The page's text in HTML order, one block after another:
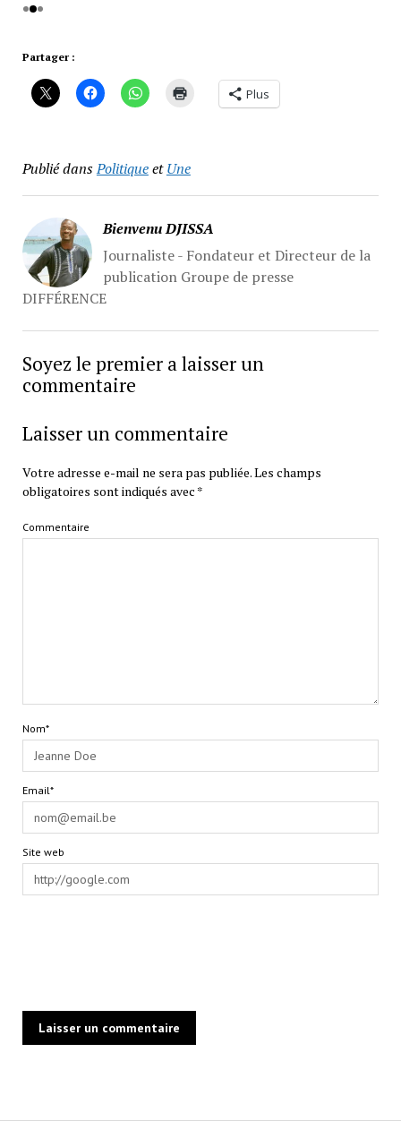
Partager :
Plus
Publié dansPolitiqueetUne
Bienvenu DJISSA
Journaliste - Fondateur et Directeur de la
publication Groupe de presse
DIFFÉRENCE
Soyez le premier a laisser un
commentaire
Laisser un commentaire
Votre adresse e-mail ne sera pas publiée.Les champs
obligatoires sont indiqués avec *
Commentaire
Nom*
Email*
Site web